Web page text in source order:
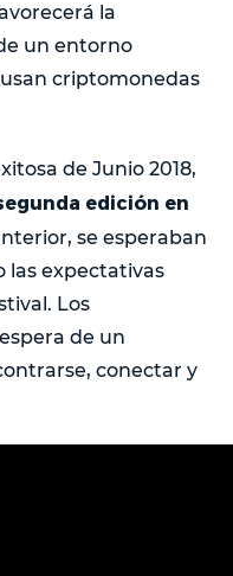
la
un entorno
criptomonedas
de Junio 2018,
edición en
se esperaban
las expectativas
Los
de un
conectar y